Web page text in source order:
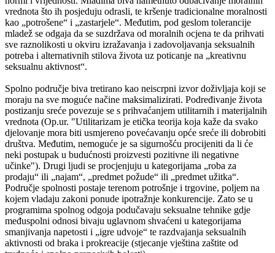
vrednota što ih posjeduju odrasli, te kršenje tradicionalne moralnosti
kao „potrošene“ i „zastarjele“. Međutim, pod geslom tolerancije
mladež se odgaja da se suzdržava od moralnih ocjena te da prihvati
sve raznolikosti u okviru izražavanja i zadovoljavanja seksualnih
potreba i alternativnih stilova života uz poticanje na „kreativnu
seksualnu aktivnost“.
Spolno područje biva tretirano kao neiscrpni izvor doživljaja koji se
moraju na sve moguće načine maksimalizirati. Podređivanje života
postizanju sreće povezuje se s prihvaćanjem utilitarnih i materijalnih
vrednota (Op.ur. "Utilitarizam je etička teorija koja kaže da svako
djelovanje mora biti usmjereno povećavanju opće sreće ili dobrobiti
društva. Međutim, nemoguće je sa sigurnošću procijeniti da li će
neki postupak u budućnosti proizvesti pozitivne ili negativne
učinke"). Drugi ljudi se procjenjuju u kategorijama „roba za
prodaju“ ili „najam“, „predmet požude“ ili „predmet užitka“.
Područje spolnosti postaje terenom potrošnje i trgovine, poljem na
kojem vladaju zakoni ponude ipotražnje konkurencije. Zato se u
programima spolnog odgoja podučavaju seksualne tehnike gdje
međuspolni odnosi bivaju uglavnom shvaćeni u kategorijama
smanjivanja napetosti i „igre udvoje“ te razdvajanja seksualnih
aktivnosti od braka i prokreacije (stjecanje vještina zaštite od